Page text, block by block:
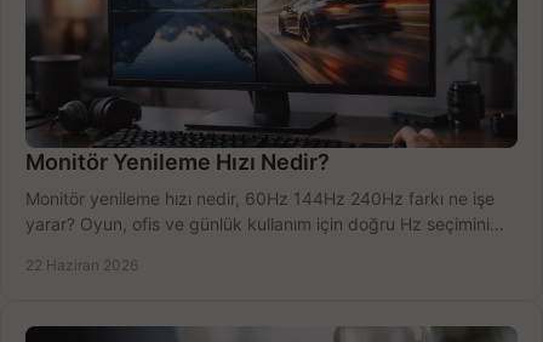
Monitör Yenileme Hızı Nedir?
Monitör yenileme hızı nedir, 60Hz 144Hz 240Hz farkı ne işe
yarar? Oyun, ofis ve günlük kullanım için doğru Hz seçimini
22 Haziran 2026